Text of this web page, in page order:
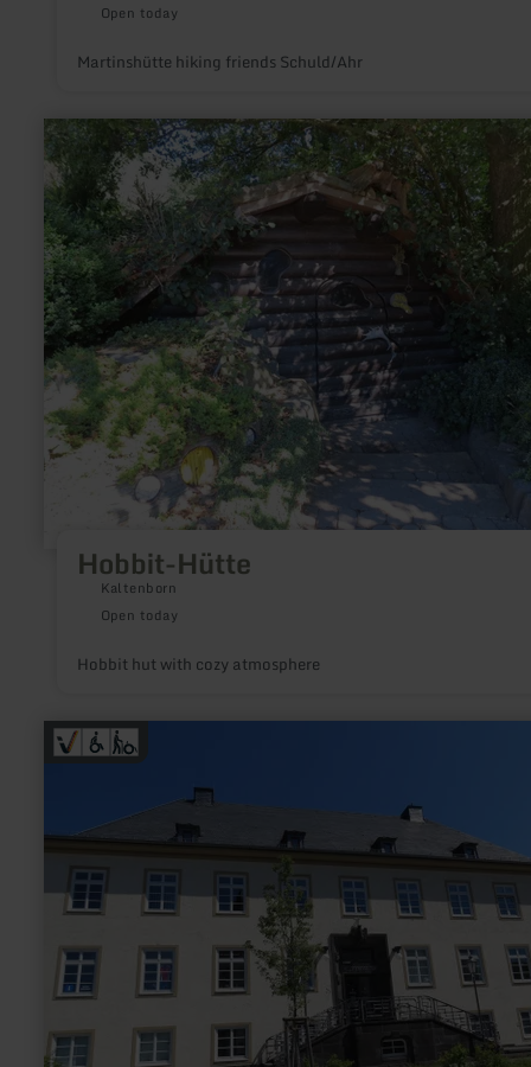
Open today
Martinshütte hiking friends Schuld/Ahr
Hobbit-Hütte
Kaltenborn
Open today
Hobbit hut with cozy atmosphere
learn
more
about:
Hobbit-
Hütte
learn
more
about:
Hocheifel-
Nürburgring